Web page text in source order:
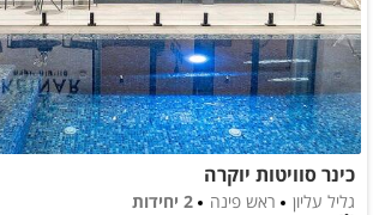
כינר סוויטות יוקרה
גליל עליון ראש פינה
2 יחידות